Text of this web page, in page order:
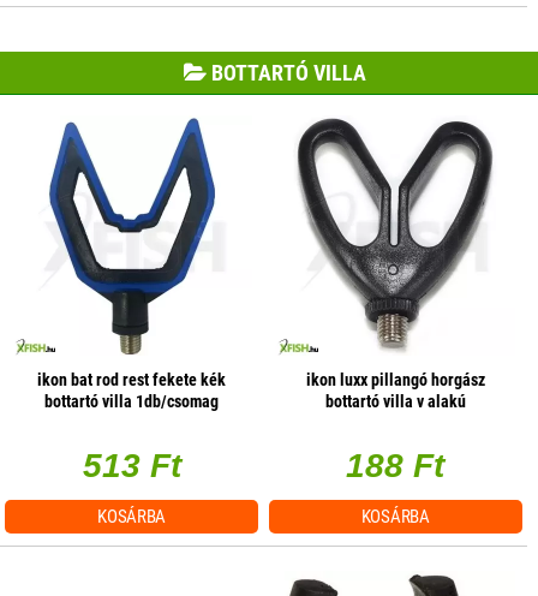
BOTTARTÓ VILLA
ikon bat rod rest fekete kék
bottartó villa 1db/csomag
513 Ft
KOSÁRBA
ikon luxx pillangó horgász
bottartó villa v alakú
188 Ft
KOSÁRBA